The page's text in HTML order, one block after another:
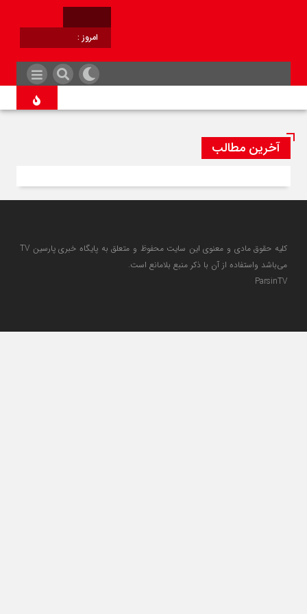
امروز :
آخرین مطالب
کلیه حقوق مادی و معنوی این سایت محفوظ و متعلق به پایگاه خبری پارسین TV
می‌باشد واستفاده از آن با ذکر منبع بلامانع است.
ParsinTV